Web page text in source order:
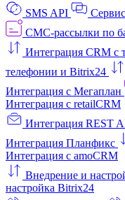
SMS API
СМС-рассылки по
Интеграция CRM
телефонии и Bitrix24
Интеграция с Мегаплан
Интеграция с retailCRM
Интеграция REST
Интеграция Планфикс
Интеграция с amoCRM
Внедрение и
настройка Bitrix24